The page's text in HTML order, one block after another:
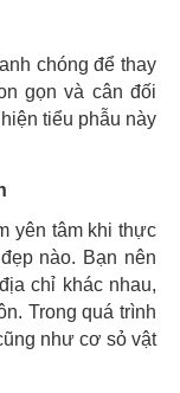
chóng để thay
gọn và cân đối
tiểu phẫu này
yên tâm khi thực
nào. Bạn nên
chỉ khác nhau,
Trong quá trình
như cơ sỏ vật